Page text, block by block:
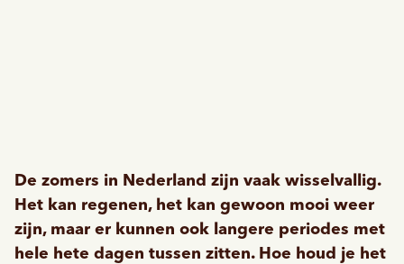
De zomers in Nederland zijn vaak wisselvallig.
Het kan regenen, het kan gewoon mooi weer
zijn, maar er kunnen ook langere periodes met
hele hete dagen tussen zitten. Hoe houd je het